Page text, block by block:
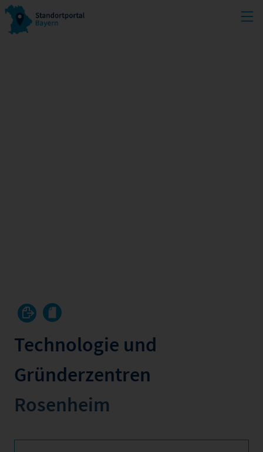
Technologie und
Gründerzentren
Rosenheim